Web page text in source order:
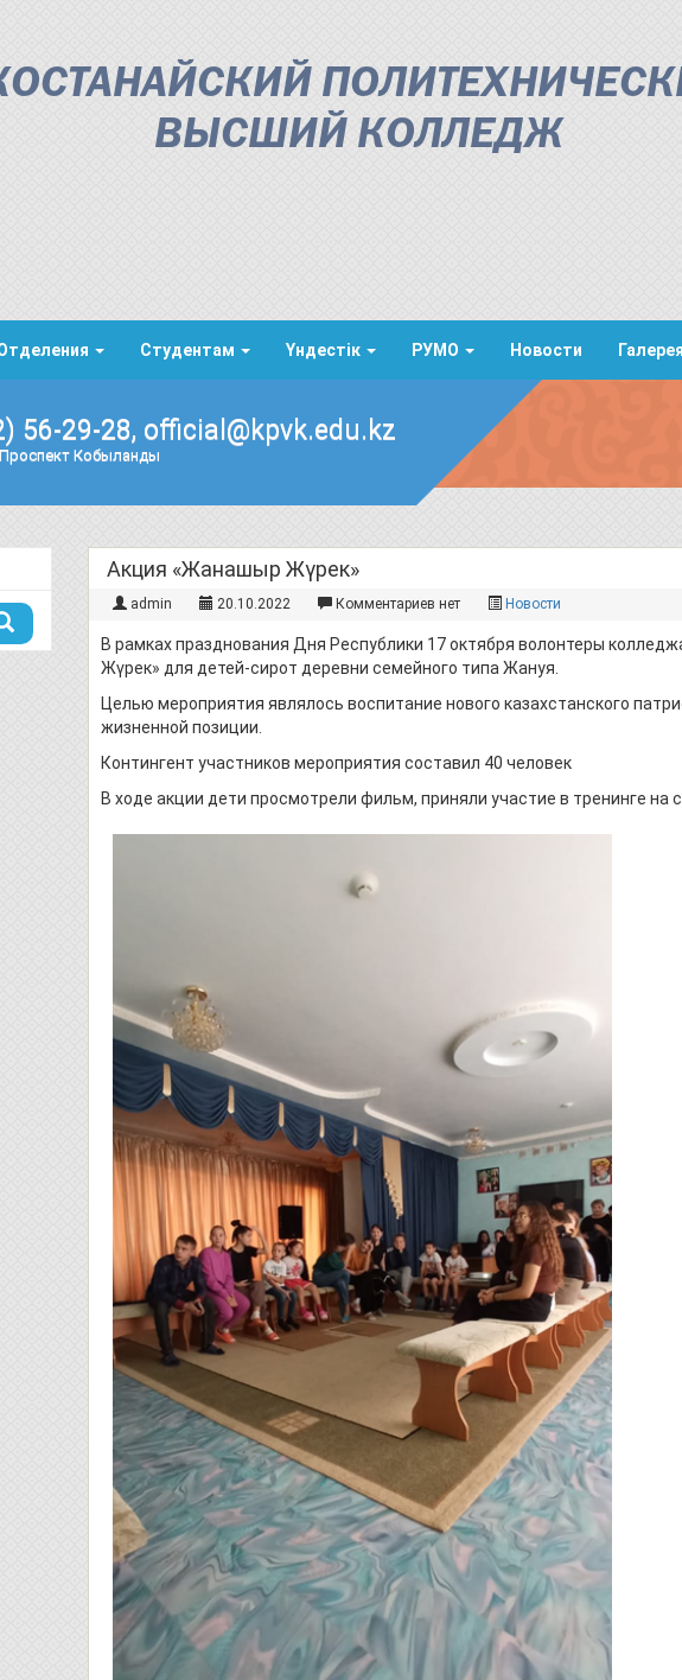
ВЫСШИЙ КОЛЛЕДЖ
Студентам Үндестік РУМО Новости Галерея
56-29-28, official@kpvk.edu.kz
Проспект Кобыланды
Акция «Жанашыр Жүрек»
admin 20.10.2022 Комментариев нет Новости
В рамках празднования Дня Республики 17 октября волонтеры
Жүрек» для детей-сирот деревни семейного типа Жануя.
Целью мероприятия являлось воспитание нового казахстанского
жизненной позиции.
Контингент участников мероприятия составил 40 человек
В ходе акции дети просмотрели фильм, приняли участие в тренинге на